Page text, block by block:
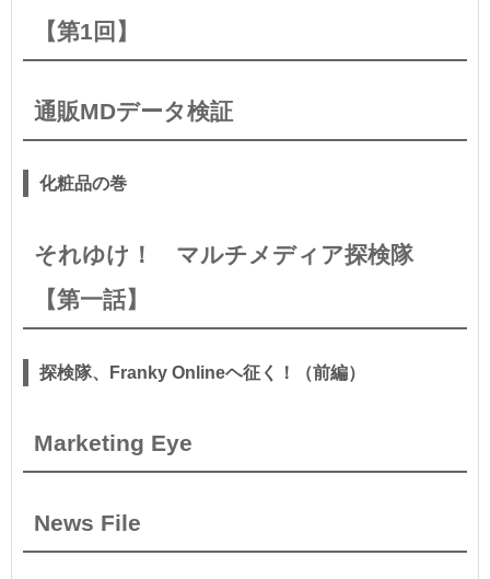
【第1回】
通販MDデータ検証
化粧品の巻
それゆけ！ マルチメディア探検隊
【第一話】
探検隊、Franky Onlineヘ征く！（前編）
Marketing Eye
News File